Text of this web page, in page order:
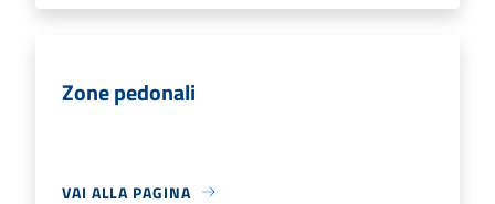
Zone pedonali
VAI ALLA PAGINA